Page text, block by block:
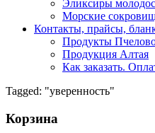
Эликсиры
Морские
Контакты, прайсы,
Продукты
Продукция Алтая
Как заказать.
Tagged: "уверенность"
Корзина